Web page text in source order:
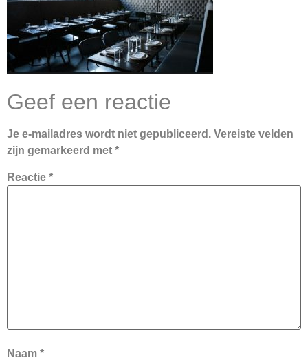
Geef een reactie
Je e-mailadres wordt niet gepubliceerd. Vereiste velden
zijn gemarkeerd met *
Reactie *
Naam *